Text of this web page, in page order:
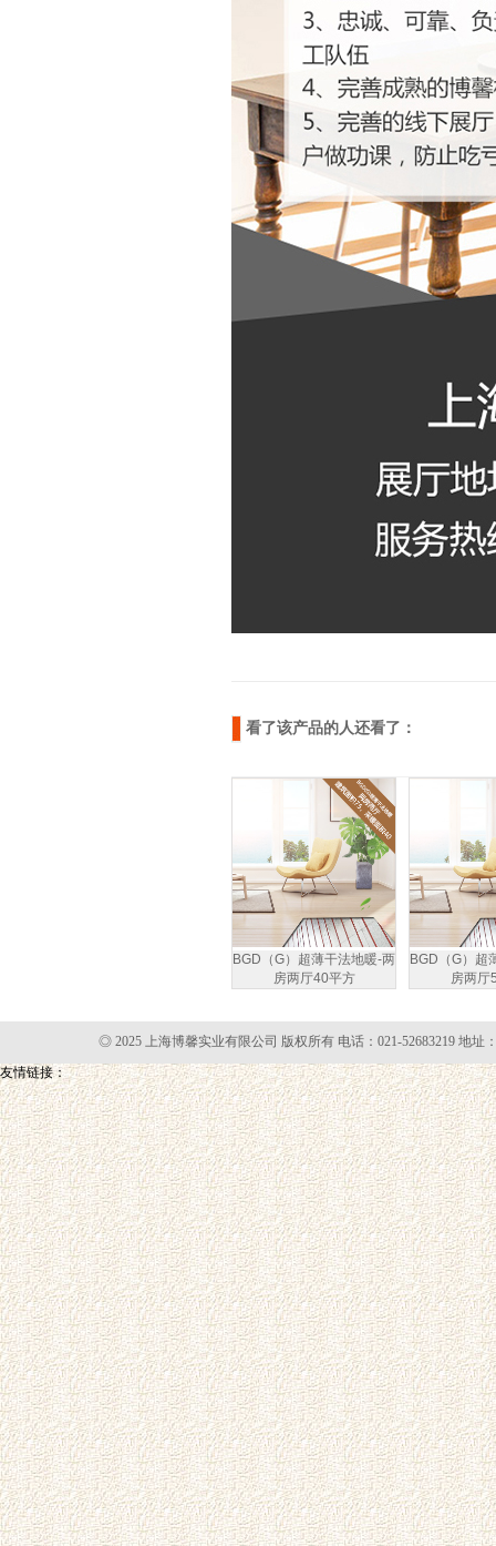
看了该产品的人还看了：
BGD（G）超薄干法地暖-两
房两厅40平方
BGD（G）超
房两厅
◎ 2025 上海博馨实业有限公司 版权所有 电话：021-52683219 地
友情链接：